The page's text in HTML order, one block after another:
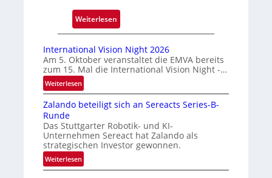
k
m
r
k
n
e
r
k
e
n
Weiterlesen:
A
t
o
a
t
s
i
r
International Vision Night 2026
Am 5. Oktober veranstaltet die EMVA bereits
zum 15. Mal die International Vision Night -…
Weiterlesen:
I
n
e
r
n
a
Zalando beteiligt sich an Sereacts Series-B-
Runde
Das Stuttgarter Robotik- und KI-
Unternehmen Sereact hat Zalando als
strategischen Investor gewonnen.
Weiterlesen:
Z